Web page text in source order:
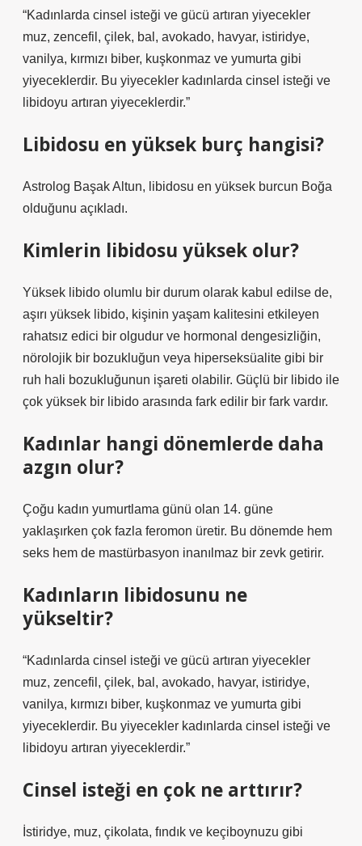
“Kadınlarda cinsel isteği ve gücü artıran yiyecekler
muz, zencefil, çilek, bal, avokado, havyar, istiridye,
vanilya, kırmızı biber, kuşkonmaz ve yumurta gibi
yiyeceklerdir. Bu yiyecekler kadınlarda cinsel isteği ve
libidoyu artıran yiyeceklerdir.”
Libidosu en yüksek burç hangisi?
Astrolog Başak Altun, libidosu en yüksek burcun Boğa
olduğunu açıkladı.
Kimlerin libidosu yüksek olur?
Yüksek libido olumlu bir durum olarak kabul edilse de,
aşırı yüksek libido, kişinin yaşam kalitesini etkileyen
rahatsız edici bir olgudur ve hormonal dengesizliğin,
nörolojik bir bozukluğun veya hiperseksüalite gibi bir
ruh hali bozukluğunun işareti olabilir. Güçlü bir libido ile
çok yüksek bir libido arasında fark edilir bir fark vardır.
Kadınlar hangi dönemlerde daha
azgın olur?
Çoğu kadın yumurtlama günü olan 14. güne
yaklaşırken çok fazla feromon üretir. Bu dönemde hem
seks hem de mastürbasyon inanılmaz bir zevk getirir.
Kadınların libidosunu ne
yükseltir?
“Kadınlarda cinsel isteği ve gücü artıran yiyecekler
muz, zencefil, çilek, bal, avokado, havyar, istiridye,
vanilya, kırmızı biber, kuşkonmaz ve yumurta gibi
yiyeceklerdir. Bu yiyecekler kadınlarda cinsel isteği ve
libidoyu artıran yiyeceklerdir.”
Cinsel isteği en çok ne arttırır?
İstiridye, muz, çikolata, fındık ve keçiboynuzu gibi